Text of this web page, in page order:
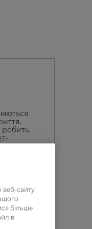
робить
сайту
більше